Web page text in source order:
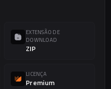
EXTENSÃO DE
DOWNLOAD
ZIP
LICENÇA
Premium